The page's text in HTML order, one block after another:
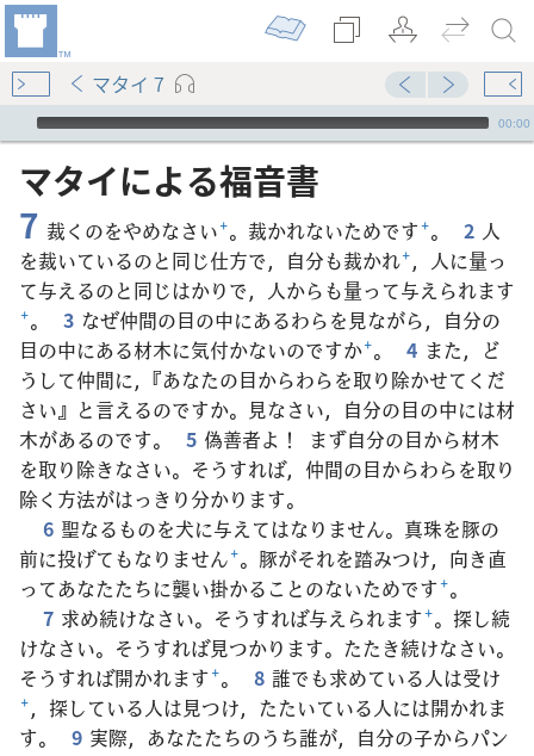
マタイ 7
Audio Player
00:00
マタイ​に​よる​福音​書
7 裁くのをやめなさい+。裁かれないためです+。 2 人
を裁いているのと同じ仕方で，自分も裁かれ+，人に量っ
て与えるのと同じはかりで，人からも量って与えられます
+。 3 なぜ仲間の目の中にあるわらを見ながら，自分の
目の中にある材木に気付かないのですか+。 4 また，ど
うして仲間に，『あなたの目からわらを取り除かせてくだ
さい』と言えるのですか。見なさい，自分の目の中には材
木があるのです。
5 偽善者よ！ まず自分の目から材木
を取り除きなさい。そうすれば，仲間の目からわらを取り
除く方法がはっきり分かります。
6 聖なるものを犬に与えてはなりません。真珠を豚の
前に投げてもなりません+。豚がそれを踏みつけ，向き直
ってあなたたちに襲い掛かることのないためです+。
7 求め続けなさい。そうすれば与えられます+。探し続
けなさい。そうすれば見つかります。たたき続けなさい。
そうすれば開かれます+。 8 誰でも求めている人は受け
+，探している人は見つけ，たたいている人には開かれま
す。
9 実際，あなたたちのうち誰が，自分の子からパン